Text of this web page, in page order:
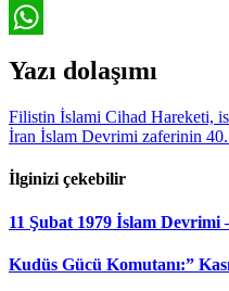
Telegram
Yazı dolaşımı
Filistin İslami Cihad Hareketi,
İran İslam Devrimi zaferinin 40.
İlginizi çekebilir
11 Şubat 1979 İslam
Kudüs Gücü Komutanı:”